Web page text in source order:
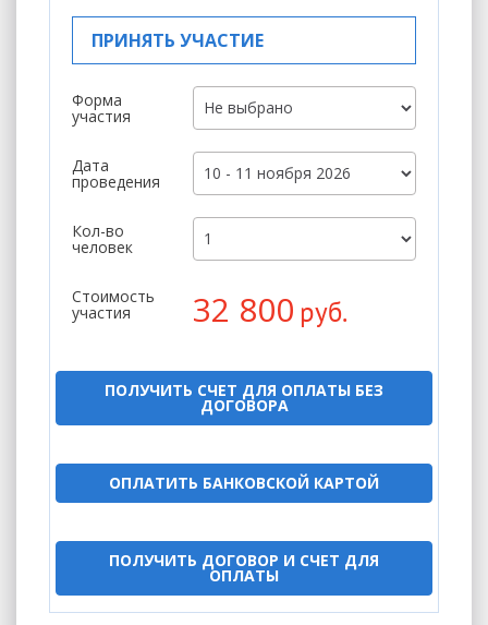
ПРИНЯТЬ УЧАСТИЕ
Форма
участия
Дата
проведения
Кол-во
человек
Стоимость
участия 32 800 руб.
ПОЛУЧИТЬ СЧЕТ ДЛЯ ОПЛАТЫ БЕЗ
ДОГОВОРА
ОПЛАТИТЬ БАНКОВСКОЙ КАРТОЙ
ПОЛУЧИТЬ ДОГОВОР И СЧЕТ ДЛЯ
ОПЛАТЫ